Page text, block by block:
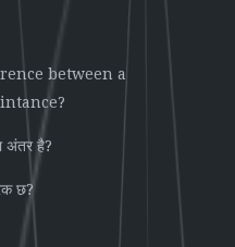
between a
अंतर है?
छ?